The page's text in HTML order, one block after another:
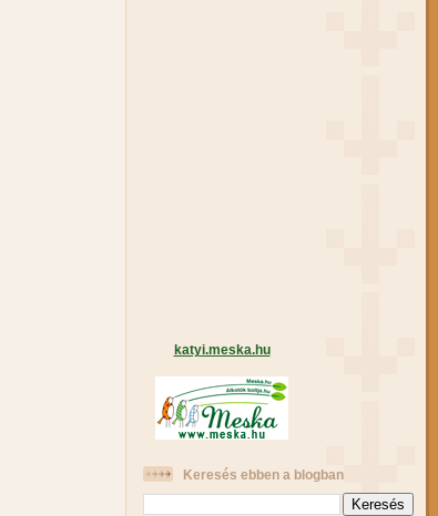
katyi.meska.hu
Keresés ebben a blogban